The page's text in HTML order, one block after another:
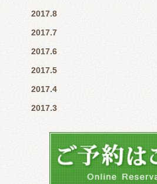
2017.8
2017.7
2017.6
2017.5
2017.4
2017.3